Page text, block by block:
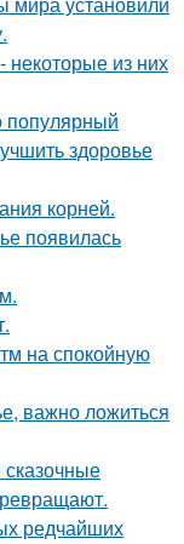
некоторые из них
популярный
здоровье
корней.
появилась
на спокойную
важно ложиться
редчайших